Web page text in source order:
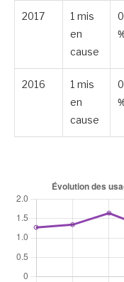
2017
1 mis
en
cause
2016
1 mis
en
cause